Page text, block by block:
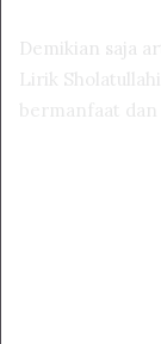
Demikian saja
Lirik
bermanfaat dan